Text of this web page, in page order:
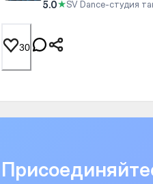
5.0★SV Dance-студия
30